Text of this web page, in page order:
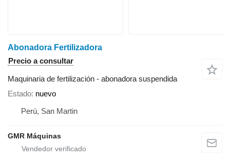
Abonadora Fertilizadora
Precio a consultar
Maquinaria de fertilización - abonadora suspendida
Estado nuevo
Perú, San Martin
GMR Máquinas